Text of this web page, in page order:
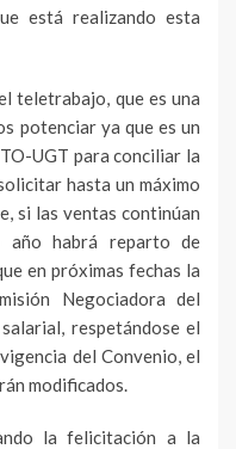
está realizando esta
teletrabajo, que es una
potenciar ya que es un
UGT para conciliar la
hasta un máximo
si las ventas continúan
año habrá reparto de
en próximas fechas la
Negociadora del
respetándose el
del Convenio, el
modificados.
la felicitación a la